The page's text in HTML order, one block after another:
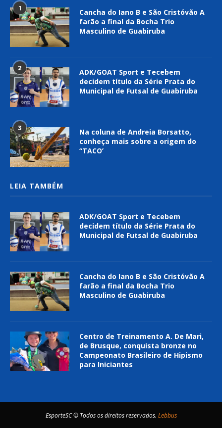
1
Cancha do Iano B e São Cristóvão A
farão a final da Bocha Trio
Masculino de Guabiruba
2
ADK/GOAT Sport e Tecebem
decidem título da Série Prata do
Municipal de Futsal de Guabiruba
3
Na coluna de Andreia Borsatto,
conheça mais sobre a origem do
“TACO’
LEIA TAMBÉM
ADK/GOAT Sport e Tecebem
decidem título da Série Prata do
Municipal de Futsal de Guabiruba
Cancha do Iano B e São Cristóvão A
farão a final da Bocha Trio
Masculino de Guabiruba
Centro de Treinamento A. De Mari,
de Brusque, conquista bronze no
Campeonato Brasileiro de Hipismo
para Iniciantes
EsporteSC © Todos os direitos reservados. Lebbus